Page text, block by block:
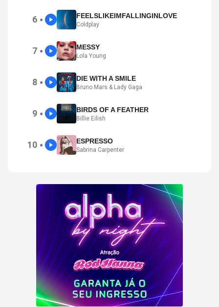
6 ● FEELSLIKEIMFALLINGINLOVE
Coldplay
7 ● MESSY
Lola Young
8 ● DIE WITH A SMILE
Bruno Mars & Lady Gaga
9 ● BIRDS OF A FEATHER
Billie Eilish
10 ● ESPRESSO
Sabrina Carpenter